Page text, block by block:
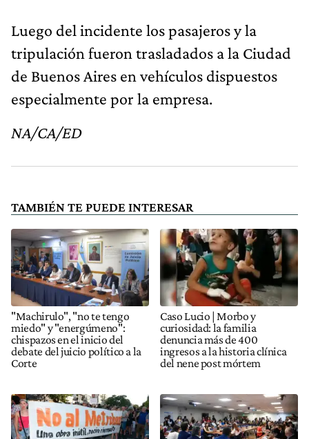
Luego del incidente los pasajeros y la
tripulación fueron trasladados a la Ciudad
de Buenos Aires en vehículos dispuestos
especialmente por la empresa.
NA/CA/ED
TAMBIÉN TE PUEDE INTERESAR
"Machirulo", "no te tengo
miedo" y "energúmeno":
chispazos en el inicio del
debate del juicio político a la
Corte
Caso Lucio | Morbo y
curiosidad: la familia
denuncia más de 400
ingresos a la historia clínica
del nene post mórtem